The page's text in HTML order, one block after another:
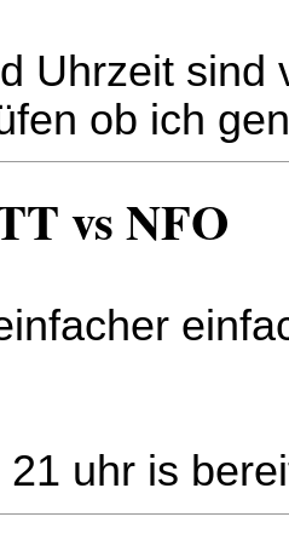
Uhrzeit sind
ob ich
vs NFO
uhr is